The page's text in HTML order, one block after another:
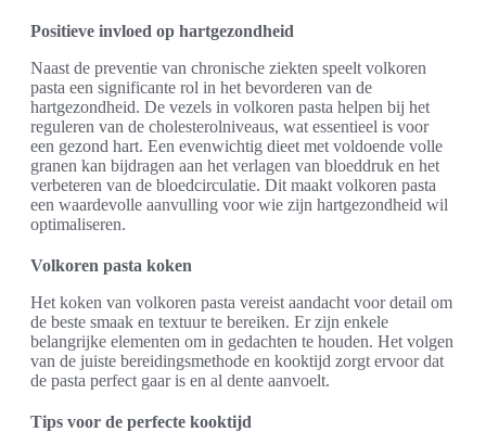
Positieve invloed op hartgezondheid
Naast de preventie van chronische ziekten speelt volkoren
pasta een significante rol in het bevorderen van de
hartgezondheid. De vezels in volkoren pasta helpen bij het
reguleren van de cholesterolniveaus, wat essentieel is voor
een gezond hart. Een evenwichtig dieet met voldoende volle
granen kan bijdragen aan het verlagen van bloeddruk en het
verbeteren van de bloedcirculatie. Dit maakt volkoren pasta
een waardevolle aanvulling voor wie zijn hartgezondheid wil
optimaliseren.
Volkoren pasta koken
Het koken van volkoren pasta vereist aandacht voor detail om
de beste smaak en textuur te bereiken. Er zijn enkele
belangrijke elementen om in gedachten te houden. Het volgen
van de juiste bereidingsmethode en kooktijd zorgt ervoor dat
de pasta perfect gaar is en al dente aanvoelt.
Tips voor de perfecte kooktijd